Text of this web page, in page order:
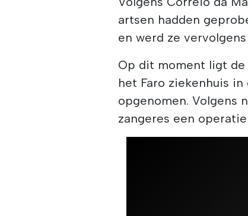
artsen hadden
en werd ze
Op dit moment ligt
het Faro ziekenhuis
opgenomen. Volgens
zangeres een